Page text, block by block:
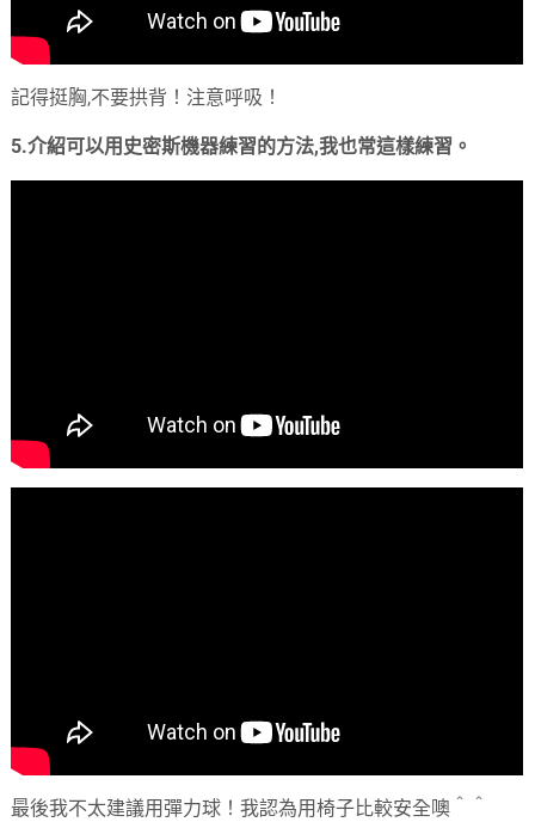
記得挺胸,不要拱背！注意呼吸！
5.介紹可以用史密斯機器練習的方法,我也常這樣練習。
最後我不太建議用彈力球！我認為用椅子比較安全噢＾＾